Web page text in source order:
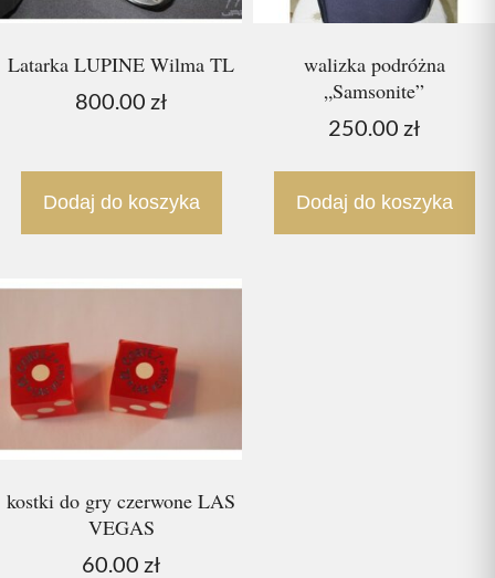
Latarka LUPINE Wilma TL
800.00 zł
Dodaj do koszyka
walizka podróżna
„Samsonite”
250.00 zł
Dodaj do koszyka
kostki do gry czerwone LAS
VEGAS
60.00 zł